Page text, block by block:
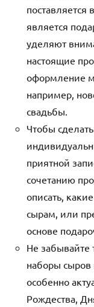
поставляется
является
уделяют
настоящие
оформление
например,
свадьбы.
Чтобы
приятной
сочетанию
описать,
сырам, или
основе
Не забывайте
наборы сыров
особенно
Рождества,